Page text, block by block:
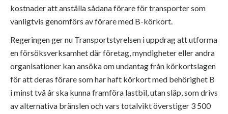
kostnader att anställa sådana förare för transporter som
vanligtvis genomförs av förare med B-körkort.
Regeringen ger nu Transportstyrelsen i uppdrag att utforma
en försöksverksamhet där företag, myndigheter eller andra
organisationer kan ansöka om undantag från körkortslagen
för att deras förare som har haft körkort med behörighet B
i minst två år ska kunna framföra lastbil, utan släp, som drivs
av alternativa bränslen och vars totalvikt överstiger 3 500